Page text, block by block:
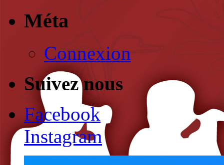
Méta
Connexion
Suivez nous
Facebook
Instagram